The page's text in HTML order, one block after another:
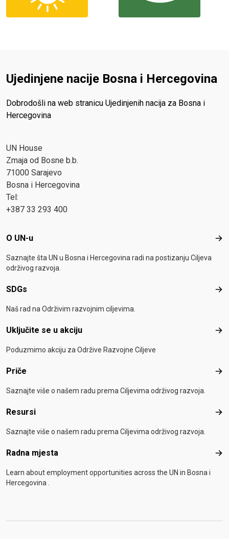
Ujedinjene nacije Bosna i Hercegovina
Dobrodošli na web stranicu Ujedinjenih nacija za Bosna i
Hercegovina
UN House
Zmaja od Bosne b.b.
71000 Sarajevo
Bosna i Hercegovina
Tel:
+387 33 293 400
Footer menu
O UN-u O
Saznajte šta UN u Bosna i Hercegovina radi na postizanju Ciljeva
održivog razvoja.
SDGs
Naš rad na Održivim razvojnim ciljevima.
Uključite se u akciju
Poduzmimo akciju za Održive Razvojne Ciljeve
Priče
Saznajte više o našem radu prema Ciljevima održivog razvoja.
Resursi
Saznajte više o našem radu prema Ciljevima održivog razvoja.
Radna mjesta
Learn about employment opportunities across the UN in Bosna i
Hercegovina .